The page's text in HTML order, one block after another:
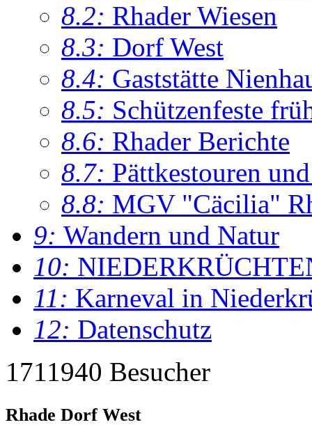
8.2: Rhader Wiesen
8.3: Dorf West
8.4: Gaststätte
8.5: Schützenfeste
8.6: Rhader Berichte
8.7: Pättkestouren
8.8: MGV "Cäcilia"
9: Wandern und Natur
10:
11: Karneval in
12: Datenschutz
1711940 Besucher
Rhade Dorf West